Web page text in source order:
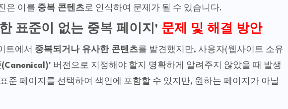
은 이를 중복 콘텐츠로 인식하여 문제가 될 수 있습니다.
표준이 없는 중복 페이지' 문제 및 해결 방안
트에서 중복되거나 유사한 콘텐츠를 발견했지만, 사용자(웹사이트 소유
(Canonical)' 버전으로 지정해야 할지 명확하게 알려주지 않았을 때 발생
준 페이지를 선택하여 색인에 포함할 수 있지만, 원하는 페이지가 아닐